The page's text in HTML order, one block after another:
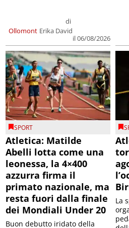
Ollomont
di
Erika David
il 06/08/2026
SPORT
Atletica: Matilde
Abelli lotta come una
leonessa, la 4×400
azzurra firma il
primato nazionale, ma
resta fuori dalla finale
dei Mondiali Under 20
Buon debutto iridato della
La